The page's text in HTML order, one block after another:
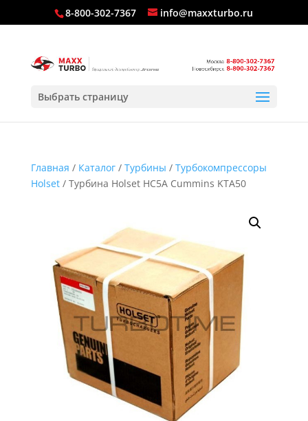
8-800-302-7367 info@maxxturbo.ru
Выбрать страницу
Главная / Каталог/ Турбины / Турбокомпрессоры
Holset/ Турбина Holset HC5A Cummins KTA50